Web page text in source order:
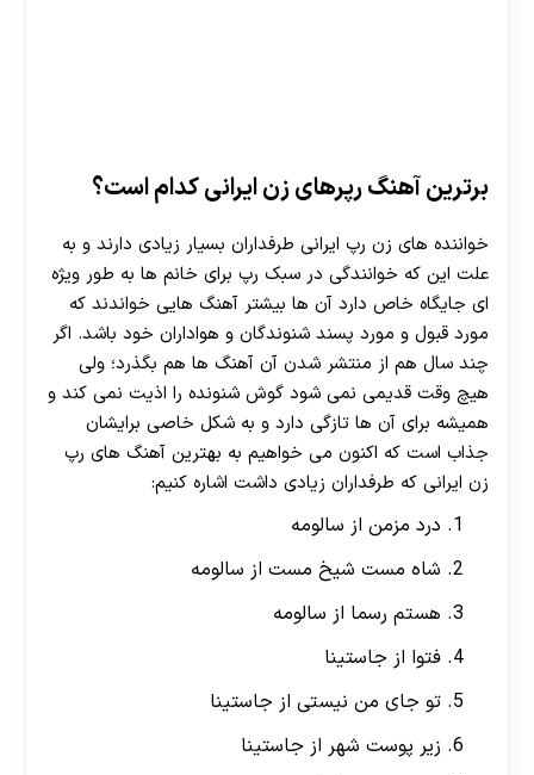
برترین آهنگ رپرهای زن ایرانی کدام است؟
خواننده های زن رپ ایرانی طرفداران بسیار زیادی دارند و به
علت این که خوانندگی در سبک رپ برای خانم ها به طور ویژه
ای جایگاه خاص دارد آن ها بیشتر آهنگ‌ هایی خواندند که
مورد قبول و مورد پسند شنوندگان و هواداران خود باشد. اگر
چند سال هم از منتشر شدن آن آهنگ ها هم بگذرد؛ ولی
هیچ وقت قدیمی نمی شود گوش شنونده را اذیت نمی کند و
همیشه برای آن ها تازگی دارد و به شکل خاصی برایشان
جذاب است که اکنون می خواهیم به بهترین آهنگ های رپ
زن ایرانی که طرفداران زیادی داشت اشاره کنیم:
درد مزمن از سالومه
شاه مست شیخ مست از سالومه
هستم رسما از سالومه
فتوا از جاستینا
تو جای من نیستی از جاستینا
زیر پوست شهر از جاستینا